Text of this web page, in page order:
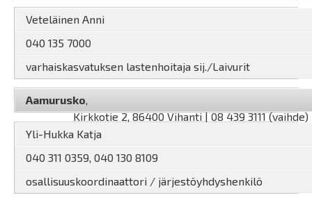
Veteläinen Anni
040 135 7000
varhaiskasvatuksen lastenhoitaja sij./Laivurit
Aamurusko,
Kirkkotie 2, 86400 Vihanti | 08 439 3111 (vaihde)
Yli-Hukka Katja
040 311 0359, 040 130 8109
osallisuuskoordinaattori / järjestöyhdyshenkilö